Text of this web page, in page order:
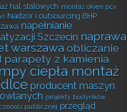
hal stalowych montaż okien pcv
Nadzór i outsourcing BHP
napełnianie
Szczecin naprawa
warszawa obliczanie
parapety z kamienia
ciepła montaż
producent maszyn
projekty budynków
publicznej przegląd